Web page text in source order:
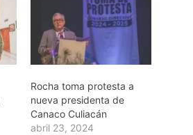
Rocha toma protesta a
nueva presidenta de
Canaco Culiacán
abril 23, 2024